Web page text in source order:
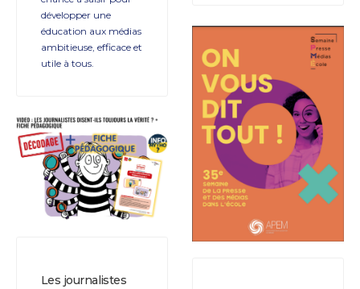
développer une
éducation aux médias
ambitieuse, efficace et
utile à tous.
Les journalistes